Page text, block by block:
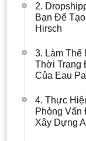
2.
Bạn Để
Hirsch
3. Làm Thế
Thời Trang
Của Eau
4. Thực
Phỏng Vấn
Xây Dựng